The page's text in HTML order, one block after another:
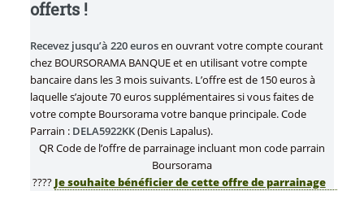
offerts !
Recevez jusqu’à 220 eurosen ouvrant votre compte courant
chez BOURSORAMA BANQUE et en utilisant votre compte
bancaire dans les 3 mois suivants. L’offre est de 150 euros à
laquelle s’ajoute 70 euros supplémentaires si vous faites de
votre compte Boursorama votre banque principale. Code
Parrain : DELA5922KK(Denis Lapalus).
QR Code de l’offre de parrainage incluant mon code parrain
Boursorama
???? Je souhaite bénéficier de cette offre de parrainage